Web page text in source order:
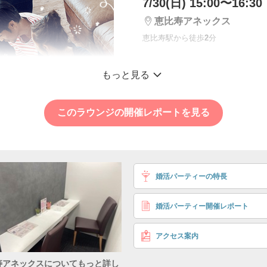
7/30(日) 15:00〜16:30
恵比寿アネックス
恵比寿駅から徒歩2分
増席中！【お互い歩
居心地のいい関係を
たい！
男性
40〜49歳
年収・職種 年収600万
正社員
方
価値観 一緒に居心地
っていきたい
もっと見る
このラウンジの開催レポートを見る
アネックスについてもっと詳し
婚活パーティーの特長
婚活パーティー開催レポート
アクセス案内